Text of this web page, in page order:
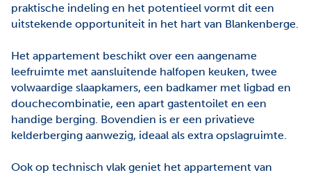
praktische indeling en het potentieel vormt dit een
uitstekende opportuniteit in het hart van Blankenberge.
Het appartement beschikt over een aangename
leefruimte met aansluitende halfopen keuken, twee
volwaardige slaapkamers, een badkamer met ligbad en
douchecombinatie, een apart gastentoilet en een
handige berging. Bovendien is er een privatieve
kelderberging aanwezig, ideaal als extra opslagruimte.
Ook op technisch vlak geniet het appartement van